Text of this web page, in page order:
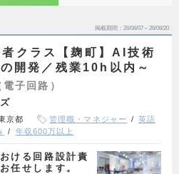
掲載期間 26/08/07～26/08/20
クラス【麹町】AI技術
開発／残業10h以内～
子回路）
京都 管理職・マネジャー
英語
年収600万以上
ける回路設計責
任せします。